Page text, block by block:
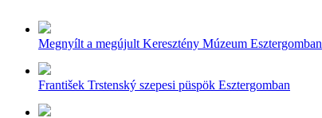
Megnyílt a megújult Keresztény Múzeum Esztergomban
František Trstenský szepesi püspök Esztergomban